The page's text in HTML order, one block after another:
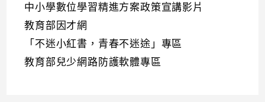
中小學數位學習精進方案政策宣講影片
教育部因才網
「不迷小紅書，青春不迷途」專區
教育部兒少網路防護軟體專區